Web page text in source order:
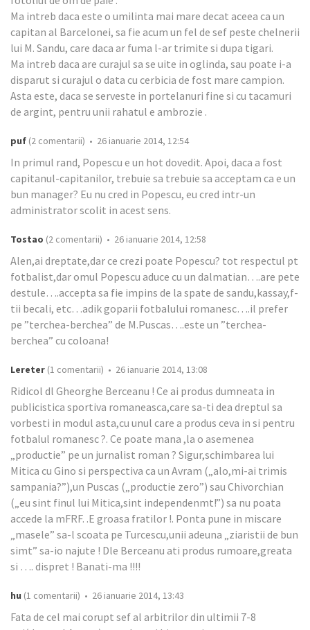
Ma intreb daca este o umilinta mai mare decat aceea ca un
capitan al Barcelonei, sa fie acum un fel de sef peste chelnerii
lui M. Sandu, care daca ar fuma l-ar trimite si dupa tigari.
Ma intreb daca are curajul sa se uite in oglinda, sau poate i-a
disparut si curajul o data cu cerbicia de fost mare campion.
Asta este, daca se serveste in portelanuri fine si cu tacamuri
de argint, pentru unii rahatul e ambrozie .
puf (2 comentarii) • 26 ianuarie 2014, 12:54
In primul rand, Popescu e un hot dovedit. Apoi, daca a fost
capitanul-capitanilor, trebuie sa trebuie sa acceptam ca e un
bun manager? Eu nu cred in Popescu, eu cred intr-un
administrator scolit in acest sens.
Tostao (2 comentarii) • 26 ianuarie 2014, 12:58
Alen,ai dreptate,dar ce crezi poate Popescu? tot respectul pt
fotbalist,dar omul Popescu aduce cu un dalmatian….are pete
destule….accepta sa fie impins de la spate de sandu,kassay,f-
tii becali, etc…adik goparii fotbalului romanesc….il prefer
pe ”terchea-berchea” de M.Puscas….este un ”terchea-
berchea” cu coloana!
Lereter (1 comentarii) • 26 ianuarie 2014, 13:08
Ridicol dl Gheorghe Berceanu ! Ce ai produs dumneata in
publicistica sportiva romaneasca,care sa-ti dea dreptul sa
vorbesti in modul asta,cu unul care a produs ceva in si pentru
fotbalul romanesc ?. Ce poate mana ,la o asemenea
„productie” pe un jurnalist roman ? Sigur,schimbarea lui
Mitica cu Gino si perspectiva ca un Avram („alo,mi-ai trimis
sampania?”),un Puscas („productie zero”) sau Chivorchian
(„eu sint finul lui Mitica,sint independenmt!”) sa nu poata
accede la mFRF. .E groasa fratilor !. Ponta pune in miscare
„masele” sa-l scoata pe Turcescu,unii adeuna „ziaristii de bun
simt” sa-io najute ! Dle Berceanu ati produs rumoare,greata
si …. dispret ! Banati-ma !!!!
hu (1 comentarii) • 26 ianuarie 2014, 13:43
Fata de cel mai corupt sef al arbitrilor din ultimii 7-8